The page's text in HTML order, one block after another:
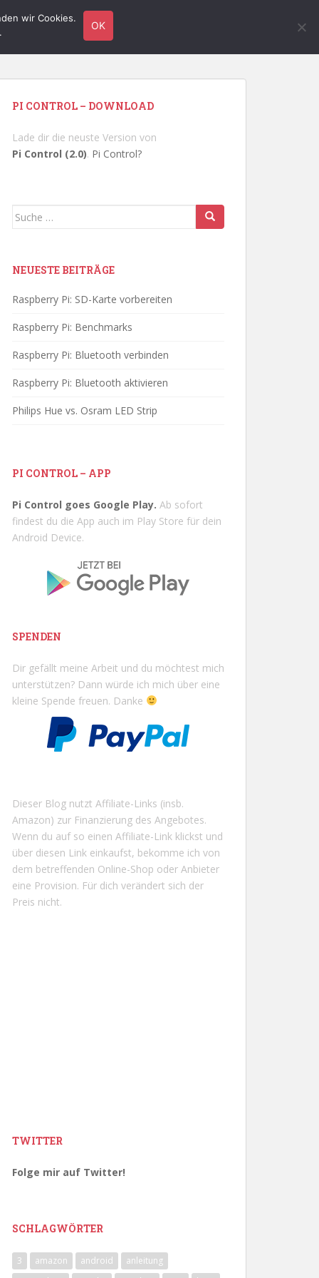
TUTORIALS HARDWARE
PI CONTROL – DOWNLOAD
Lade dir die neuste Version von
Pi Control (2.0). Pi Control?
Suche
NEUESTE BEITRÄGE
Raspberry Pi: SD-Karte vorbereiten
Raspberry Pi: Benchmarks
Raspberry Pi: Bluetooth verbinden
Raspberry Pi: Bluetooth aktivieren
Philips Hue vs. Osram LED Strip
PI CONTROL – APP
Pi Control goes Google Play. Ab sofort
findest du die App auch im Play Store für dein
Android Device.
SPENDEN
Dir gefällt meine Arbeit und du möchtest mich
unterstützen? Dann würde ich mich über eine
kleine Spende freuen. Danke
Dieser Blog nutzt Affiliate-Links (insb.
Amazon) zur Finanzierung des Angebotes.
Wenn du auf so einen Affiliate-Link klickst und
über diesen Link einkaufst, bekomme ich von
dem betreffenden Online-Shop oder Anbieter
eine Provision. Für dich verändert sich der
Preis nicht.
TWITTER
Folge mir auf Twitter!
SCHLAGWÖRTER
3 amazon android
anleitung
wir Cookies.
OK